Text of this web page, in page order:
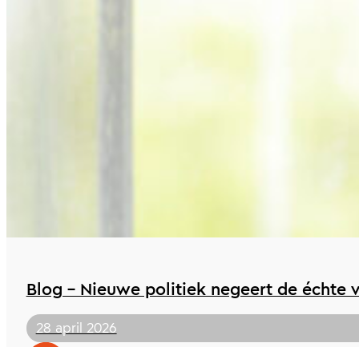
Blog – Nieuwe politiek negeert de échte
28 april 2026